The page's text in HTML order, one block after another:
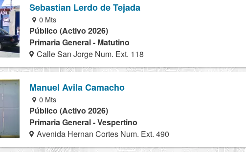
Sebastian Lerdo de Tejada
0 Mts
Público (Activo 2026)
Primaria General - Matutino
Calle San Jorge Num. Ext. 118
Manuel Avila Camacho
0 Mts
Público (Activo 2026)
Primaria General - Vespertino
Avenida Hernan Cortes Num. Ext. 490